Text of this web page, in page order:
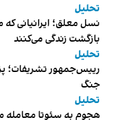
تحلیل
نسل معلق؛ ایرانیانی
بازگشت زندگی می‌کنند
تحلیل
رییس‌جمهور تشریفات؛
جنگ
تحلیل
هجوم به سئوتا معامله